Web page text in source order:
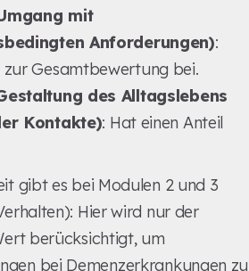
mit
Anforderungen):
zur Gesamtbewertung bei.
des Alltagslebens
Kontakte): Hat einen Anteil
gibt es bei Modulen 2 und 3
Hier wird nur der
berücksichtigt, um
bei Demenzerkrankungen zu